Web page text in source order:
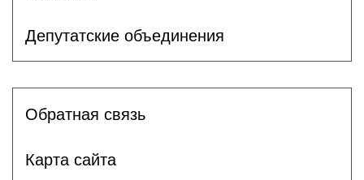
Депутатские объединения
Обратная связь
Карта сайта